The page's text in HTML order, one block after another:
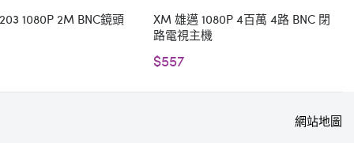
1080P 2M BNC鏡頭
XM 雄邁 1080P 4百萬 4路 BNC 閉
路電視主機
$557
網站地圖